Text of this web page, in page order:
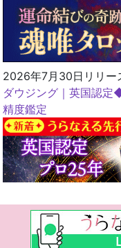
2026年7月30日リリー
ダウジング｜英国認定
精度鑑定